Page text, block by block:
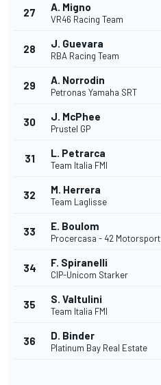
27 A. Migno
VR46 Racing Team
28 J. Guevara
RBA Racing Team
29 A. Norrodin
Petronas Yamaha SRT
30 J. McPhee
Prustel GP
31 L. Petrarca
Team Italia FMI
32 M. Herrera
Team Laglisse
33 E. Boulom
Procercasa - 42 Motorsport
34 F. Spiranelli
CIP-Unicom Starker
35 S. Valtulini
Team Italia FMI
36 D. Binder
Platinum Bay Real Estate